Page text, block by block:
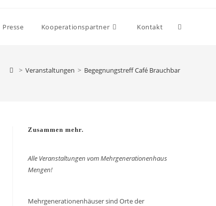
Presse Kooperationspartner Kontakt
> Veranstaltungen > Begegnungstreff Café Brauchbar
Zusammen mehr.
Alle Veranstaltungen vom Mehrgenerationenhaus
Mengen!
Mehrgenerationenhäuser sind Orte der